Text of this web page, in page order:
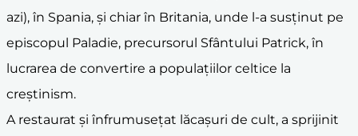
azi), în Spania, și chiar în Britania, unde l-a susținut pe
episcopul Paladie, precursorul Sfântului Patrick, în
lucrarea de convertire a populațiilor celtice la
creștinism.
A restaurat și înfrumusețat lăcașuri de cult, a sprijinit